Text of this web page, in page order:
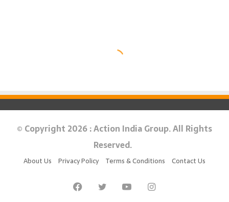
© Copyright 2026 : Action India Group. All Rights
Reserved.
About Us Privacy Policy Terms & Conditions Contact Us
FacebookTwitter YouTubeInstagram